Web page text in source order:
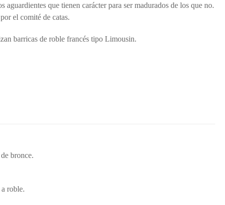
que tienen carácter para ser madurados de los que no.
el comité de catas.
barricas de roble francés tipo Limousin.
bronce.
roble.